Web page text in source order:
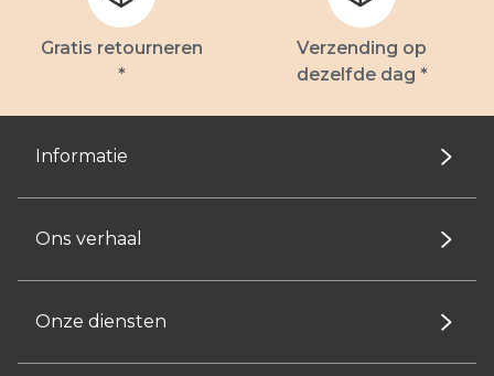
Gratis retourneren
*
Verzending op
dezelfde dag *
Informatie
Ons verhaal
Onze diensten